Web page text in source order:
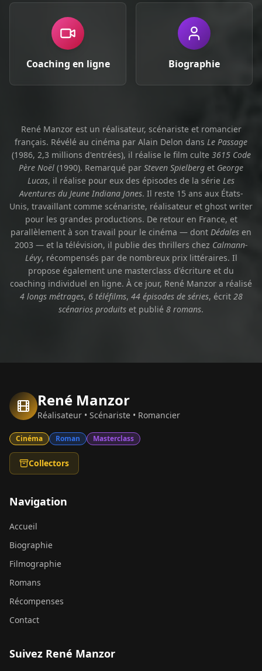
Coaching en ligne Biographie
René Manzor est un réalisateur, scénariste et romancier
français. Révélé au cinéma par Alain Delon dans Le Passage
(1986, 2,3 millions d'entrées), il réalise le film culte 3615 Code
Père Noël (1990). Remarqué par Steven Spielberg et George
Lucas, il réalise pour eux des épisodes de la série Les
Aventures du Jeune Indiana Jones. Il reste 15 ans aux États-
Unis, travaillant comme scénariste, réalisateur et ghost writer
pour les grandes productions. De retour en France, et
parallèlement à son travail pour le cinéma — dont Dédales en
2003 — et la télévision, il publie des thrillers chez Calmann-
Lévy, récompensés par de nombreux prix littéraires. Il
propose également une masterclass d'écriture et du
coaching individuel en ligne. À ce jour, René Manzor a réalisé
4 longs métrages, 6 téléfilms, 44 épisodes de séries, écrit 28
scénarios produits et publié 8 romans.
René Manzor
Réalisateur • Scénariste • Romancier
Cinéma Roman Masterclass
Collectors
Navigation
Accueil
Biographie
Filmographie
Romans
Récompenses
Contact
Suivez René Manzor